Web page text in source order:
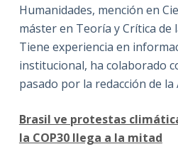
Humanidades, mención en
máster en Teoría y Crítica de
Tiene experiencia en
institucional, ha colaborado
pasado por la redacción de la
Brasil ve protestas
la COP30 llega a la mitad